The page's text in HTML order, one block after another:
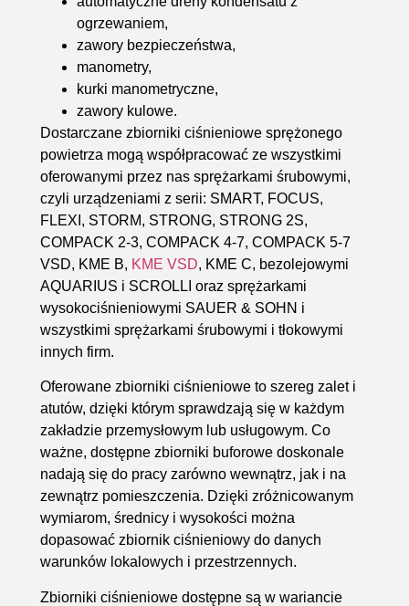
ogrzewaniem,
zawory bezpieczeństwa,
manometry,
kurki manometryczne,
zawory kulowe.
Dostarczane zbiorniki ciśnieniowe sprężonego
powietrza mogą współpracować ze wszystkimi
oferowanymi przez nas sprężarkami śrubowymi,
czyli urządzeniami z serii: SMART, FOCUS,
FLEXI, STORM, STRONG, STRONG 2S,
COMPACK 2-3, COMPACK 4-7, COMPACK 5-7
VSD, KME B, KME VSD, KME C, bezolejowymi
AQUARIUS i SCROLLI oraz sprężarkami
wysokociśnieniowymi SAUER & SOHN i
wszystkimi sprężarkami śrubowymi i tłokowymi
innych firm.
Oferowane zbiorniki ciśnienioweto szereg zalet i
atutów, dzięki którym sprawdzają się w każdym
zakładzie przemysłowym lub usługowym. Co
ważne, dostępne zbiorniki buforowe doskonale
nadają się do pracy zarówno wewnątrz, jak i na
zewnątrz pomieszczenia. Dzięki zróżnicowanym
wymiarom, średnicy i wysokości można
dopasować zbiornik ciśnieniowy do danych
warunków lokalowych i przestrzennych.
Zbiorniki ciśnieniowedostępne są w wariancie